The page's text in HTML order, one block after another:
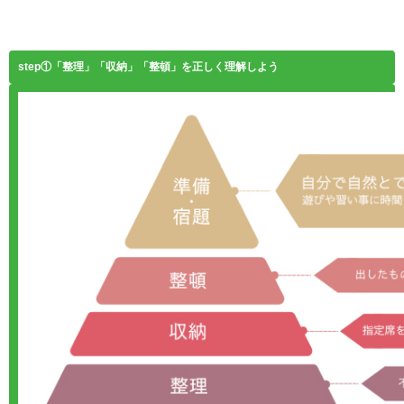
step①「整理」「収納」「整頓」を正しく理解しよう